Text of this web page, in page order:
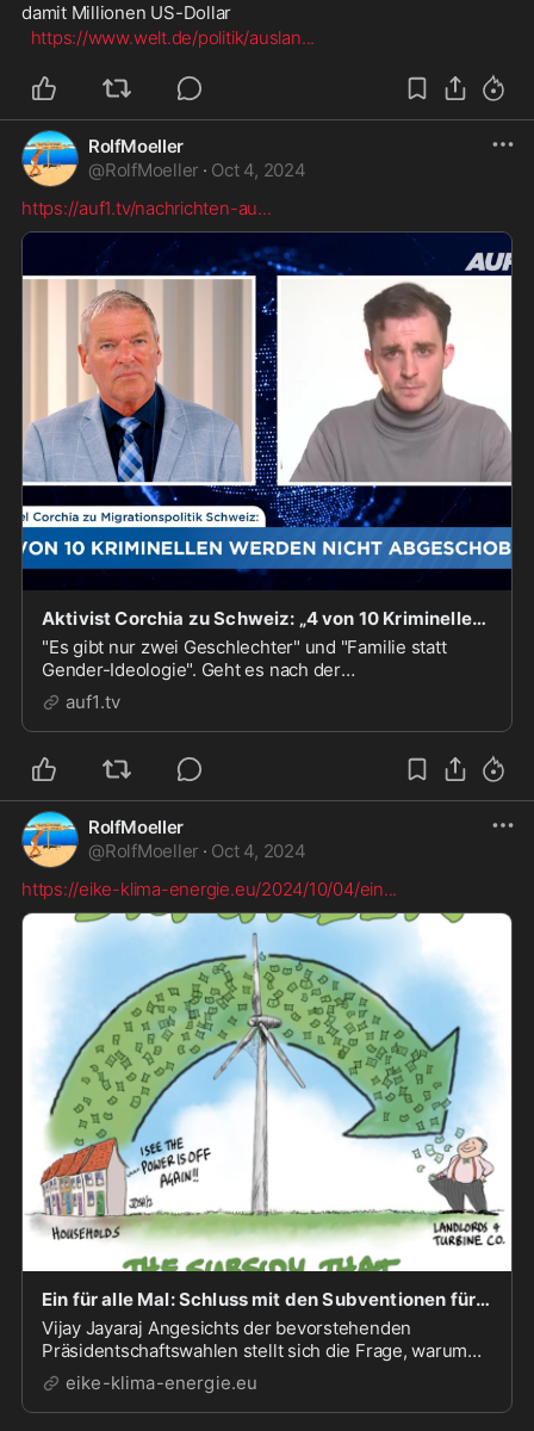
damit Millionen US-Dollar
https://www.welt.de/politik/auslan...
RolfMoeller
@RolfMoeller · Oct 4, 2024
https://auf1.tv/nachrichten-au...
Aktivist Corchia zu Schweiz: „4 von 10 Kriminellen werden nicht abgeschoben“
"Es gibt nur zwei Geschlechter" und "Familie statt
Gender-Ideologie". Geht es nach der
Staatsanwaltschaft Zürich, handelt es sich bei diesen
Parolen um "Rassendiskriminierung". Das steht
jedenfalls in den Strafbefehlen, die jüngst sechs
Aktivisten de...
auf1.tv
RolfMoeller
@RolfMoeller · Oct 4, 2024
https://eike-klima-energie.eu/2024/10/04/ein...
Ein für alle Mal: Schluss mit den Subventionen für „grüne“ Energie! - EIKE - Europäisches Institut für Klima & Energie
Vijay Jayaraj Angesichts der bevorstehenden
Präsidentschaftswahlen stellt sich die Frage, warum
die USA weiterhin Milliardenbeträge zur „Abwendung“
einer erfundenen Klimakrise an Länder verschenken,
die kaum Interesse daran haben, sich an dieser Scha...
eike-klima-energie.eu